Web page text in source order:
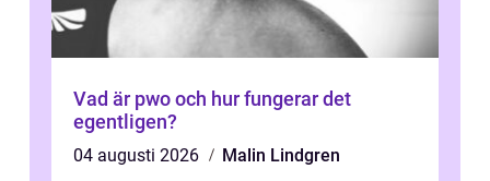
Vad är pwo och hur fungerar det
egentligen?
04 augusti 2026
Malin Lindgren